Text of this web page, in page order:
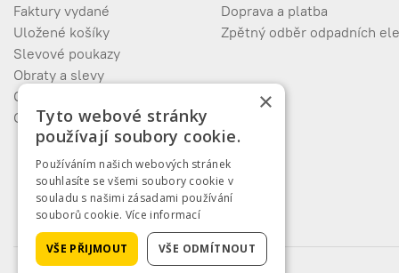
PILZ 750031
750900 PILZ 750900 PNOZ s pIE
750904 PILZ 750904 PNOZ s4
Faktury vydané
Uložené košíky
Slevové poukazy
Obraty a slevy
Oblíbené produkty
Odhlášení
Doprava a platba
Zpětný odběr odpadních
×
Tyto webové stránky
používají soubory cookie.
Používáním našich webových stránek
souhlasíte se všemi soubory cookie v
souladu s našimi zásadami používání
souborů cookie. Více informací
VŠE PŘIJMOUT VŠE ODMÍTNOUT